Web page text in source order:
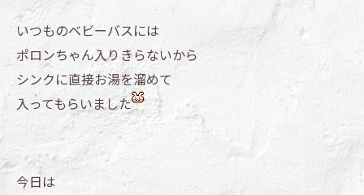
いつものベビーバスには
ポロンちゃん入りきらないから
シンクに直接お湯を溜めて
入ってもらいました
今日は